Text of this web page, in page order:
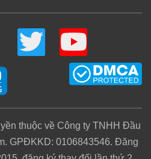
thuộc về Công ty TNHH Đầu
GPĐKKD: 0106843546. Đăng